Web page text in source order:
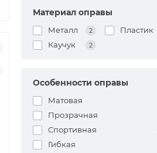
Материал оправы
Металл 2 Пластик
Каучук 2
Особенности оправы
Матовая
Прозрачная
Спортивная
Гибкая